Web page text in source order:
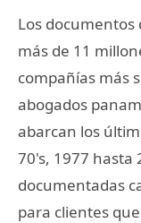
Los
más de 11
compañías más
abogados
abarcan los
70's, 1977 hasta
documentadas
para clientes